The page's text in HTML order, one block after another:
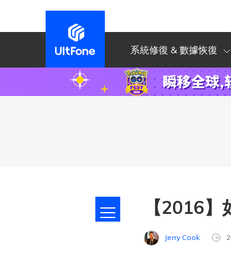
系統修復 & 數據恢復
【2016
Jerry Cook